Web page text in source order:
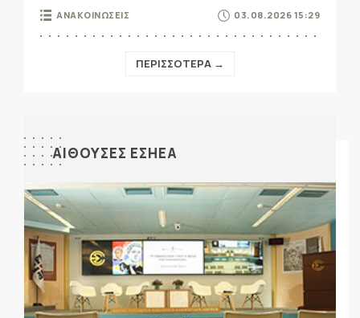
ΑΝΑΚΟΙΝΩΣΕΙΣ 03.08.2026 15:29
ΠΕΡΙΣΣΟΤΕΡΑ →
ΑΙΘΟΥΣΕΣ ΕΣΗΕΑ